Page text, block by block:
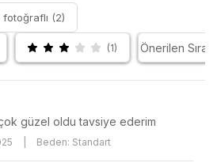
fotoğraflı (2)
(1)
güzel oldu tavsiye ederim
Beden: Standart